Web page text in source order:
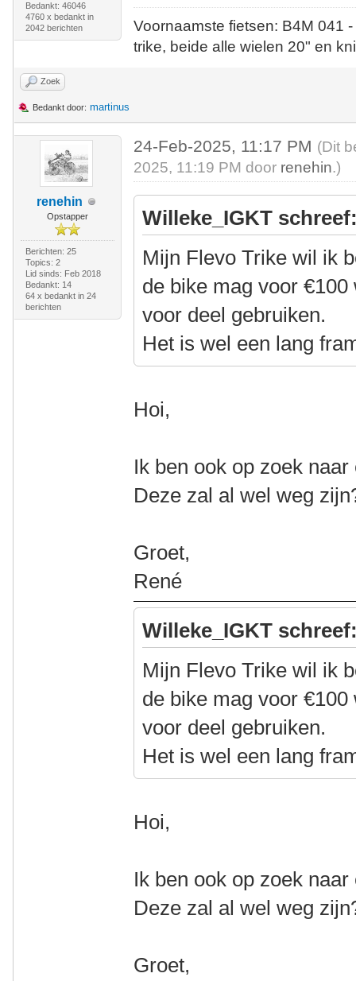
Bedankt: 46046
4760 x bedankt in
2042 berichten
Voornaamste fietsen: B4M
trike, beide alle wielen 20" en
Zoek
Bedankt door: martinus
renehin
Opstapper
Berichten: 25
Topics: 2
Lid sinds: Feb 2018
Bedankt: 14
64 x bedankt in 24
berichten
24-Feb-2025, 11:17 PM (Dit
2025, 11:19 PM door renehin.)
Willeke_IGKT
Mijn Flevo Trike wil ik
de bike mag voor
voor deel gebruiken.
Het is wel een lang
Hoi,
Ik ben ook op zoek
Deze zal al wel weg
Groet,
René
Willeke_IGKT
Mijn Flevo Trike wil ik
de bike mag voor
voor deel gebruiken.
Het is wel een lang
Hoi,
Ik ben ook op zoek
Deze zal al wel weg
Groet,